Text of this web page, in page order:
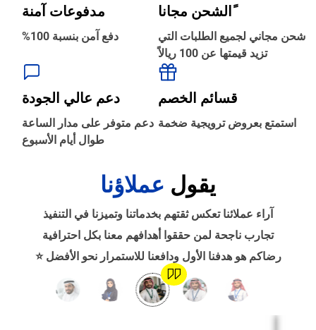
ًالشحن مجانا
شحن مجاني لجميع الطلبات التي
تزيد قيمتها عن 100 ريالاً
مدفوعات آمنة
دفع آمن بنسبة 100%
قسائم الخصم
استمتع بعروض ترويجية ضخمة
دعم عالي الجودة
دعم متوفر على مدار الساعة
طوال أيام الأسبوع
يقول عملاؤنا
آراء عملائنا تعكس ثقتهم بخدماتنا وتميزنا في التنفيذ
تجارب ناجحة لمن حققوا أهدافهم معنا بكل احترافية
رضاكم هو هدفنا الأول ودافعنا للاستمرار نحو الأفضل ⭐
الترجمة والبحوث ‹
الطباعة والأدوات المكتبية
حجز طيران ‹
الوظائف ‹
تصميم موقع/متجر/تطبيق